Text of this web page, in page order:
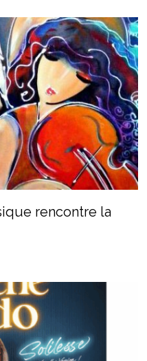
rencontre la